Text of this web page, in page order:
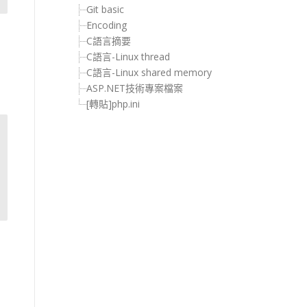
Git basic
Encoding
C語言摘要
C語言-Linux thread
C語言-Linux shared memory
ASP.NET技術專案檔案
[轉貼]php.ini